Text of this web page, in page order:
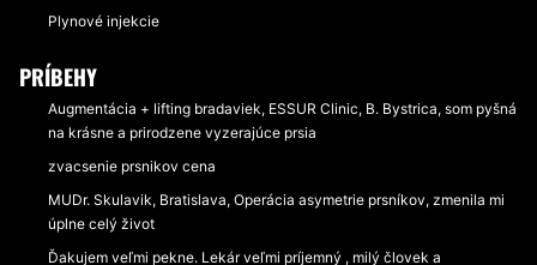
Plynové injekcie
PRÍBEHY
Augmentácia + lifting bradaviek, ESSUR Clinic, B. Bystrica, som pyšná
na krásne a prirodzene vyzerajúce prsia
zvacsenie prsnikov cena
MUDr. Skulavik, Bratislava, Operácia asymetrie prsníkov, zmenila mi
úplne celý život
Ďakujem veľmi pekne. Lekár veľmi príjemný , milý človek a